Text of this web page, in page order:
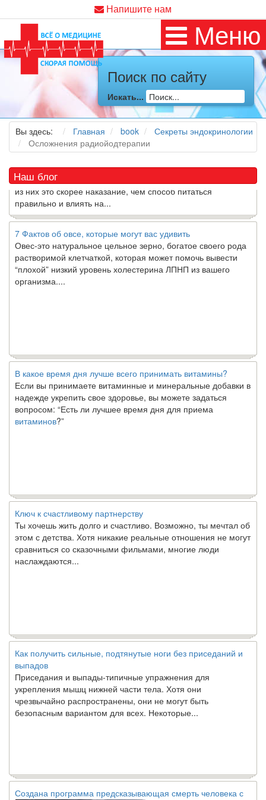
Напишите нам
Меню
Поиск по сайту
Искать...
Вы здесь: Главная book
Секреты эндокринологии
Осложнения радиойодтерапии
Наш блог
Как я заболел во время локдауна?
Это странная ситуация: вы соблюдали все меры
предосторожности COVID-19 (вы почти все время дома),
но, тем не менее, вы каким-то образом простудились. Вы
можете задаться...
5 причин обратить внимание на средиземноморскую диету
приходят в нашу
из них это скорее наказание, чем способ питаться
правильно и влиять на...
Овес-это натуральное цельное зерно, богатое своего рода
растворимой клетчаткой, которая может помочь вывести
“плохой” низкий уровень холестерина ЛПНП из вашего
организма....
Если вы принимаете витаминные и минеральные добавки в
надежде укрепить свое здоровье, вы можете задаться
вопросом: “Есть ли лучшее время дня для приема
витаминов ?”
Ты хочешь жить долго и счастливо. Возможно, ты мечтал об
этом с детства. Хотя никакие реальные отношения не могут
сравниться со сказочными фильмами, многие люди
наслаждаются...
выпадов
Приседания и выпады-типичные упражнения для
укрепления мышц нижней части тела. Хотя они
чрезвычайно распространены, они не могут быть
безопасным вариантом для всех. Некоторые...
точностью 90%